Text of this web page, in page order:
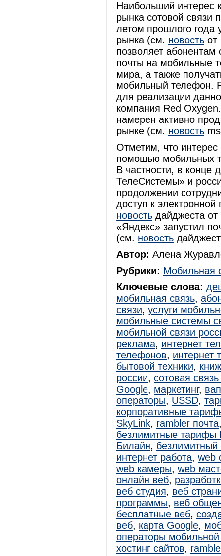
Наибольший интерес
рынка сотовой
летом прошлого года
рынка (см. новость от
позволяет абонентам
почты на мобильные
мира, а также
мобильный телефон.
для реализации
компания Red
намерен активно
рынке (см. новость
Отметим, что
помощью мобильных
В частности, в конце
ТелеCистемы» и
продолжении
доступ к
новость дайджеста от
«Яндекс» запустил
(см. новость
Автор: Алена
Рубрики: Мобильная
Ключевые слова:
мобильная связь,
связи, услуги
мобильные системы
мобильной связи
реклама, интернет
телефонов, интернет
бытовой техники,
россии, сотовая
Google, маркетинг,
операторы, USSD,
корпоративные
SkyLink, rambler почта
безлимитные тарифы
Билайн,
интернет работа, web
web камеры, web
онлайн веб,
веб студия, веб
программы, веб
бесплатные веб,
веб, карта Google,
операторы мобильной
хостинг сайтов,